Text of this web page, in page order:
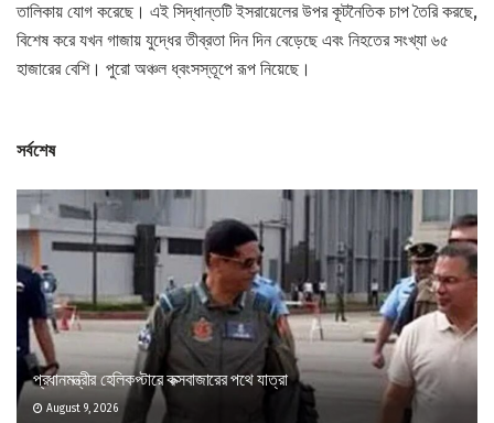
তালিকায় যোগ করেছে। এই সিদ্ধান্তটি ইসরায়েলের উপর কূটনৈতিক চাপ তৈরি করছে,
বিশেষ করে যখন গাজায় যুদ্ধের তীব্রতা দিন দিন বেড়েছে এবং নিহতের সংখ্যা ৬৫
হাজারের বেশি। পুরো অঞ্চল ধ্বংসস্তূপে রূপ নিয়েছে।
সর্বশেষ
প্রধানমন্ত্রীর হেলিকপ্টারে কক্সবাজারের পথে যাত্রা
August 9, 2026